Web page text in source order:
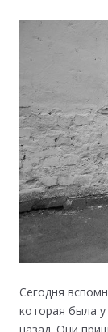
Сегодня
которая была у